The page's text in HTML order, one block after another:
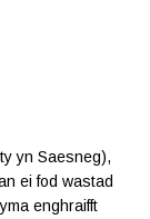
yn Saesneg),
ei fod wastad
enghraifft